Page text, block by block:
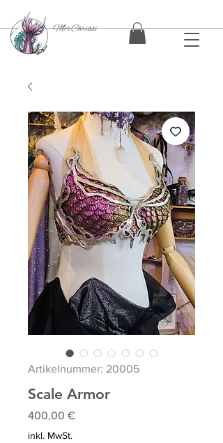
MerChrissi
Artikelnummer: 20005
Scale Armor
400,00 €Preis
inkl. MwSt.